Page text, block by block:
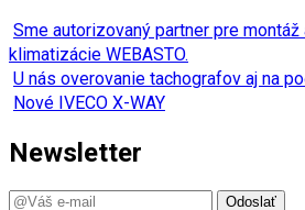
Sme autorizovaný partner pre
klimatizácie WEBASTO.
U nás overovanie tachografov aj na
Nové IVECO X-WAY
Newsletter